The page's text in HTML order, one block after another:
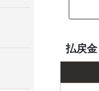
払戻金